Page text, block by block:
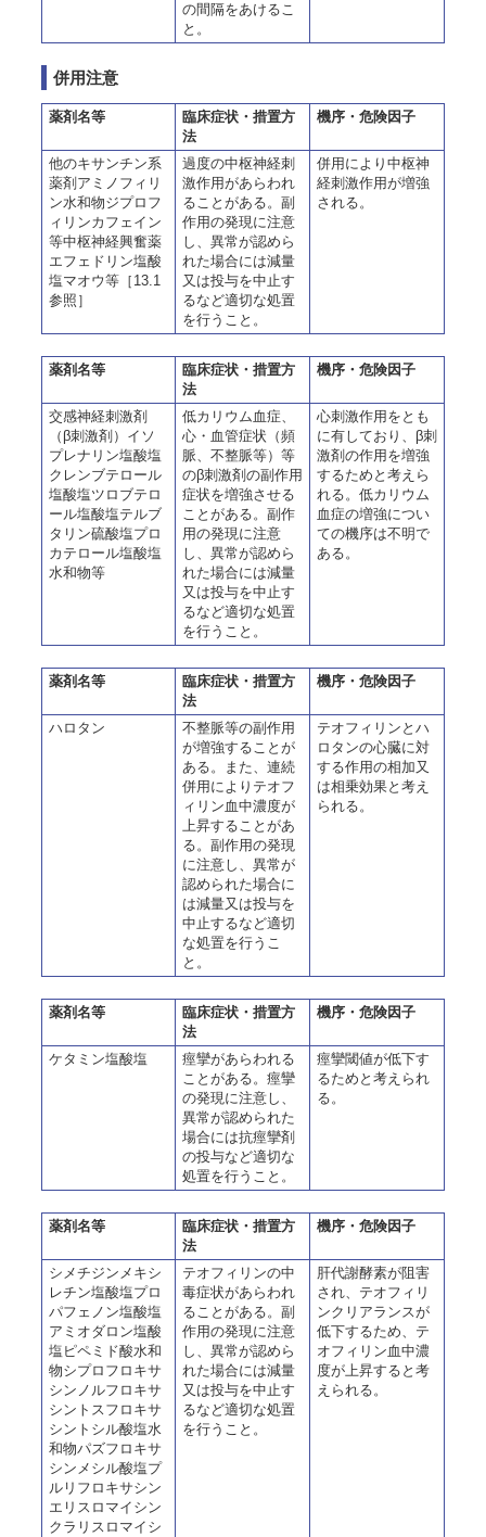
の間隔をあけるこ
と。
併用注意
薬剤名等
臨床症状・措置方
法
機序・危険因子
他のキサンチン系
薬剤アミノフィリ
ン水和物ジプロフ
ィリンカフェイン
等中枢神経興奮薬
エフェドリン塩酸
塩マオウ等［13.1
参照］
過度の中枢神経刺
激作用があらわれ
ることがある。副
作用の発現に注意
し、異常が認めら
れた場合には減量
又は投与を中止す
るなど適切な処置
を行うこと。
併用により中枢神
経刺激作用が増強
される。
薬剤名等
臨床症状・措置方
法
機序・危険因子
交感神経刺激剤
（β刺激剤）イソ
プレナリン塩酸塩
クレンブテロール
塩酸塩ツロブテロ
ール塩酸塩テルブ
タリン硫酸塩プロ
カテロール塩酸塩
水和物等
低カリウム血症、
心・血管症状（頻
脈、不整脈等）等
のβ刺激剤の副作用
症状を増強させる
ことがある。副作
用の発現に注意
し、異常が認めら
れた場合には減量
又は投与を中止す
るなど適切な処置
を行うこと。
心刺激作用をとも
に有しており、β刺
激剤の作用を増強
するためと考えら
れる。低カリウム
血症の増強につい
ての機序は不明で
ある。
薬剤名等
臨床症状・措置方
法
機序・危険因子
ハロタン
不整脈等の副作用
が増強することが
ある。また、連続
併用によりテオフ
ィリン血中濃度が
上昇することがあ
る。副作用の発現
に注意し、異常が
認められた場合に
は減量又は投与を
中止するなど適切
な処置を行うこ
と。
テオフィリンとハ
ロタンの心臓に対
する作用の相加又
は相乗効果と考え
られる。
薬剤名等
臨床症状・措置方
法
機序・危険因子
ケタミン塩酸塩
痙攣があらわれる
ことがある。痙攣
の発現に注意し、
異常が認められた
場合には抗痙攣剤
の投与など適切な
処置を行うこと。
痙攣閾値が低下す
るためと考えられ
る。
薬剤名等
臨床症状・措置方
法
機序・危険因子
シメチジンメキシ
レチン塩酸塩プロ
パフェノン塩酸塩
アミオダロン塩酸
塩ピペミド酸水和
物シプロフロキサ
シンノルフロキサ
シントスフロキサ
シントシル酸塩水
和物パズフロキサ
シンメシル酸塩プ
ルリフロキサシン
エリスロマイシン
クラリスロマイシ
テオフィリンの中
毒症状があらわれ
ることがある。副
作用の発現に注意
し、異常が認めら
れた場合には減量
又は投与を中止す
るなど適切な処置
を行うこと。
肝代謝酵素が阻害
され、テオフィリ
ンクリアランスが
低下するため、テ
オフィリン血中濃
度が上昇すると考
えられる。